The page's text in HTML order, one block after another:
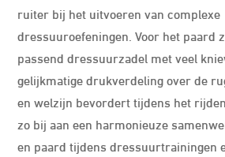
ruiter bij het uitvoeren van complexe
dressuuroefeningen. Voor het paard
passend dressuurzadel met veel
gelijkmatige drukverdeling over de
en welzijn bevordert tijdens het
zo bij aan een harmonieuze
en paard tijdens dressuurtrainingen